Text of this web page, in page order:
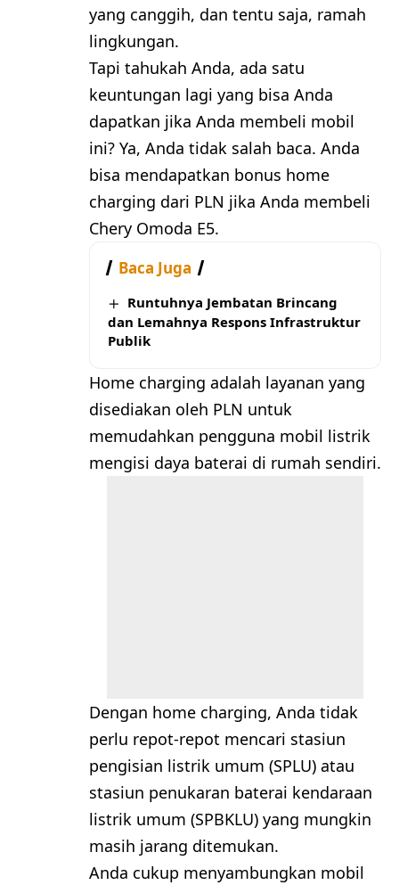
yang canggih, dan tentu saja, ramah
lingkungan.
Tapi tahukah Anda, ada satu
keuntungan lagi yang bisa Anda
dapatkan jika Anda membeli mobil
ini? Ya, Anda tidak salah baca. Anda
bisa mendapatkan bonus home
charging dari PLN jika Anda membeli
Chery Omoda E5.
Baca Juga
Runtuhnya Jembatan Brincang
dan Lemahnya Respons Infrastruktur
Publik
Home charging adalah layanan yang
disediakan oleh PLN untuk
memudahkan pengguna mobil listrik
mengisi daya baterai di rumah sendiri.
Dengan home charging, Anda tidak
perlu repot-repot mencari stasiun
pengisian listrik umum (SPLU) atau
stasiun penukaran baterai kendaraan
listrik umum (SPBKLU) yang mungkin
masih jarang ditemukan.
Anda cukup menyambungkan mobil